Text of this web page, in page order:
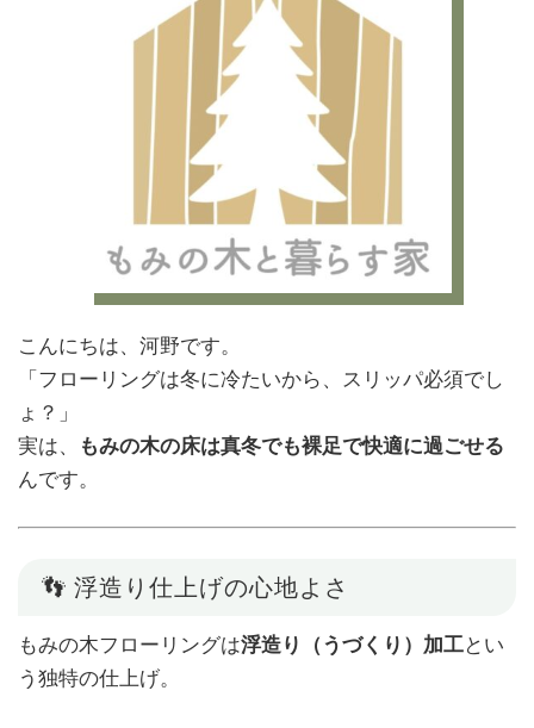
こんにちは、河野です。
「フローリングは冬に冷たいから、スリッパ必須でし
ょ？」
実は、
もみの木の床は真冬でも裸足で快適に過ごせる
んです。
👣 浮造り仕上げの心地よさ
もみの木フローリングは浮造り（うづくり）加工とい
う独特の仕上げ。